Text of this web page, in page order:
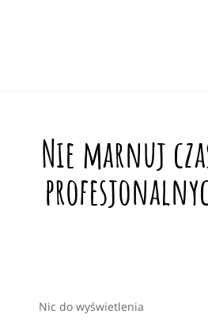
Nie marnuj
Nic do wyświetlenia